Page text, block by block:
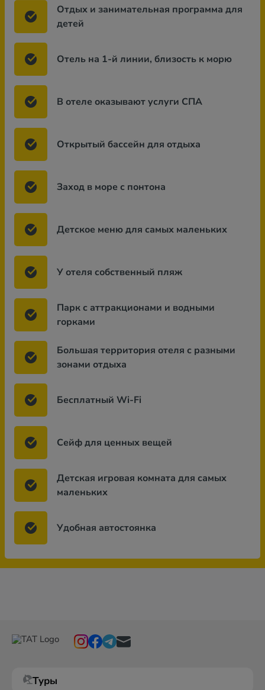
Отдых и занимательная программа для
детей
Отель на 1-й линии, близость к морю
В отеле оказывают услуги СПА
Открытый бассейн для отдыха
Заход в море с понтона
Детское меню для самых маленьких
У отеля собственный пляж
Парк с аттракционами и водными
горками
Большая территория отеля с разными
зонами отдыха
Бесплатный Wi-Fi
Сейф для ценных вещей
Детская игровая комната для самых
маленьких
Удобная автостоянка
Туры